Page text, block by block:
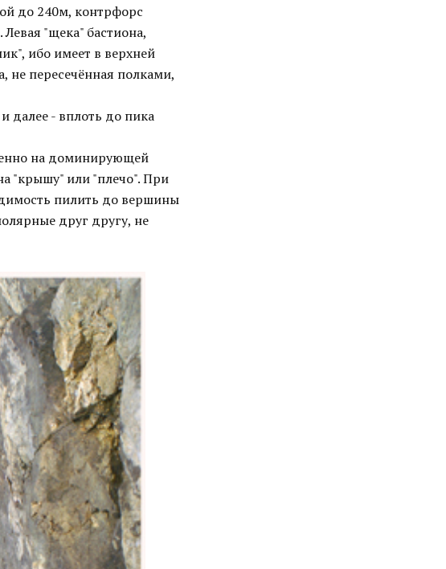
до 240м, контрфорс
"щека" бастиона,
ибо имеет в верхней
не пересечённая полками,
далее - вплоть до пика
на доминирующей
"крышу" или "плечо". При
пилить до вершины
друг другу, не